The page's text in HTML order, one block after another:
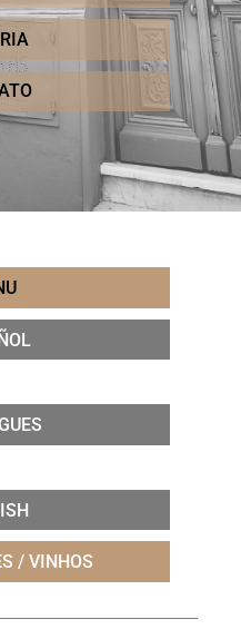
/ VINHOS